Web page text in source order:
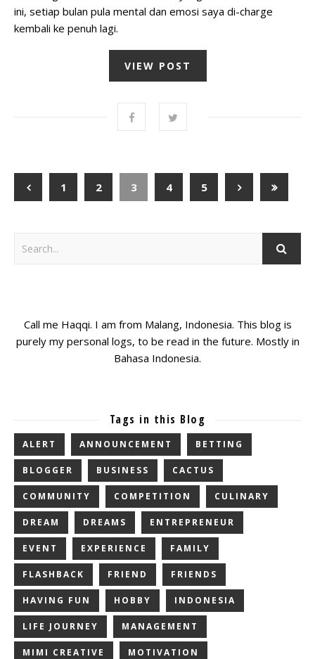
ini, setiap bulan pula mental dan emosi saya di-charge
kembali ke penuh lagi.
VIEW POST
1 2 3 4 5
Call me Haqqi. I am from Malang, Indonesia. This blog is
purely my personal logs, to be read in the future. Mostly in
Bahasa Indonesia.
Tags in this Blog
ALERT ANNOUNCEMENT BETTING
BLOGGER BUSINESS CACTUS
COMMUNITY COMPETITION CULINARY
DREAM DREAMS ENTREPRENEUR
EVENT EXPERIENCE FAMILY
FLASHBACK FRIEND FRIENDS
HAVING FUN HOBBY INDONESIA
LIFE JOURNEY MANAGEMENT
MIMI CREATIVE MOTIVATION